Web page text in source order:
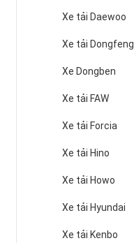
Xe tải Daewoo
Xe tải Dongfeng
Xe Dongben
Xe tải FAW
Xe tải Forcia
Xe tải Hino
Xe tải Howo
Xe tải Hyundai
Xe tải Kenbo